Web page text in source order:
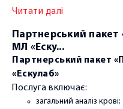
Читати далі
Партнерський
МЛ «Еску...
Партнерський пакет
«Ескулаб»
Послуга включає:
загальний аналіз крові;